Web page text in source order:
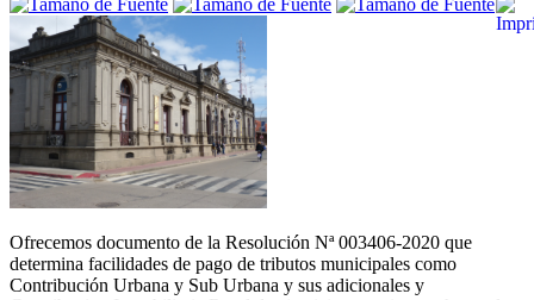
Ofrecemos documento de la Resolución Nª 003406-2020 que
determina facilidades de pago de tributos municipales como
Contribución Urbana y Sub Urbana y sus adicionales y